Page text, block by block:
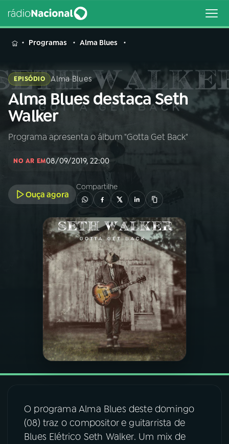
MENU
Buscar
na
Rádio
Nacional
01INÍCIO
A RÁDIO
PROGRAMAÇÃO
PROGRAMAS
PODCASTS
VIDEOCASTS
08FESTIVAL DE MÚSICA
Programas Alma Blues
EPISÓDIO Alma Blues
Alma Blues destaca Seth
Walker
Programa apresenta o álbum "Gotta Get Back"
NO AR EM08/09/2019, 22:00
Ouça agora
Compartilhe
O programa Alma Blues deste domingo
(08) traz o compositor e guitarrista de
Blues Elétrico Seth Walker. Um mix de